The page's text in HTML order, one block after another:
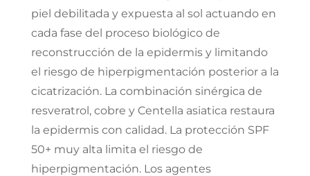
piel debilitada y expuesta al sol actuando en
cada fase del proceso biológico de
reconstrucción de la epidermis y limitando
el riesgo de hiperpigmentación posterior a la
cicatrización. La combinación sinérgica de
resveratrol, cobre y Centella asiatica restaura
la epidermis con calidad. La protección SPF
50+ muy alta limita el riesgo de
hiperpigmentación. Los agentes